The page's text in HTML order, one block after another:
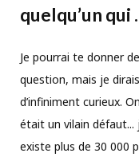
quelqu’un qui
Je pourrai te donner
question, mais je dirais
d’infiniment curieux.
était un vilain défaut...
existe plus de 30 000